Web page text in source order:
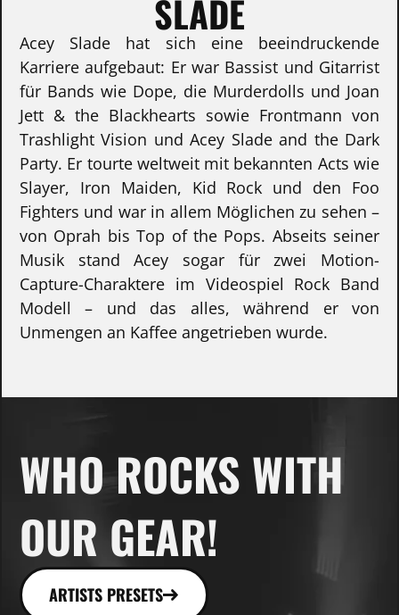
SLADE
Acey Slade hat sich eine beeindruckende
Karriere aufgebaut: Er war Bassist und Gitarrist
für Bands wie Dope, die Murderdolls und Joan
Jett & the Blackhearts sowie Frontmann von
Trashlight Vision und Acey Slade and the Dark
Party. Er tourte weltweit mit bekannten Acts wie
Slayer, Iron Maiden, Kid Rock und den Foo
Fighters und war in allem Möglichen zu sehen –
von Oprah bis Top of the Pops. Abseits seiner
Musik stand Acey sogar für zwei Motion-
Capture-Charaktere im Videospiel Rock Band
Modell – und das alles, während er von
Unmengen an Kaffee angetrieben wurde.
WHO ROCKS WITH
OUR GEAR!
ARTISTS PRESETS